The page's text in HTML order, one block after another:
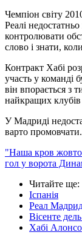
Чемпіон світу
Реалі
контролювати
слово і знати,
Контракт Хабі
участь у команді
він впорається з
найкращих клубів
У Мадриді
варто промовчати.
"Наша кров
гол у ворота
Читайте ще:
Іспанія
Реал
Вісенте
Хабі Алонсо